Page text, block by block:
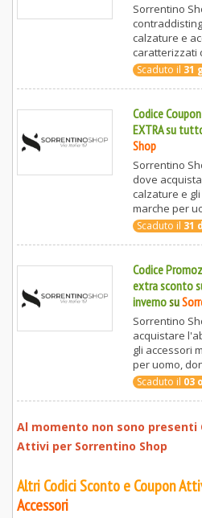
Sorrentino
calzature e
caratterizzati
Scaduto il 31
Codice
EXTRA su
Shop
Sorrentino
dove
calzature e
marche per
Scaduto il 31
Codice
extra sconto
invernosu
Sorrentino
acquistare
gli accessori
per uomo,
Scaduto il 03
Al momento non sono presenti
Attivi per Sorrentino Shop
Altri Codici Sconto e Coupon
Accessori